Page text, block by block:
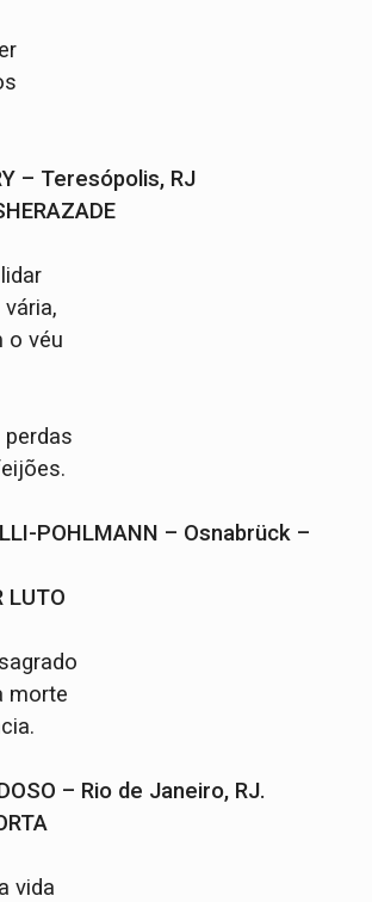
– Teresópolis, RJ
o véu
POHLMANN – Osnabrück –
LUTO
morte
– Rio de Janeiro, RJ.
vida